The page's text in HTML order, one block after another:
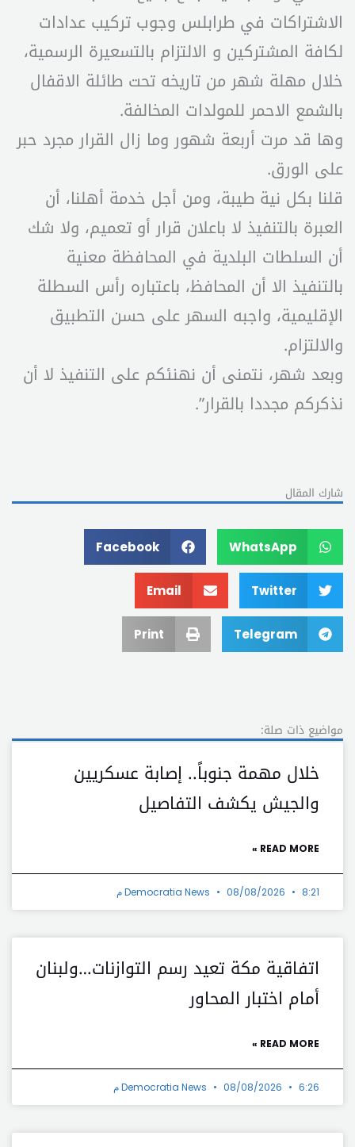
الاشتراكات في طرابلس وجوب تركيب عدادات
لكافة المشتركين و الالتزام بالتسعيرة الرسمية،
خلال مهلة شهر من تاريخه تحت طائلة الاقفال
بالشمع الاحمر للمولدات المخالفة.
وها قد مرت أربعة شهور وما زال القرار مجرد حبر
على الورق.
قلنا بكل نية طيبة، ومن أجل خدمة أهلنا، أن
العبرة بالتنفيذ لا باعلان قرار أو تعميم، ولا شك
أن السلطات البلدية في المحافظة معنية
بالتنفيذ الا أن المحافظ، باعتباره رأس السطلة
الإقليمية، واجبه السهر على حسن التطبيق
والالتزام.
وبعد شهر، نتمنى أن نهنئكم على التنفيذ لا أن
نذكركم مجددا بالقرار”.
شارك المقال
WhatsApp
Facebook
Twitter
Email
Telegram
Print
مواضيع ذات صلة:
خلال مهمة جنوباً.. إصابة عسكريين
والجيش يكشف التفاصيل
READ MORE »
Democratia News 08/08/2026 8:21 م
اتفاقية مكة تعيد رسم التوازنات…ولبنان
أمام اختبار المحاور
READ MORE »
Democratia News 08/08/2026 6:26 م